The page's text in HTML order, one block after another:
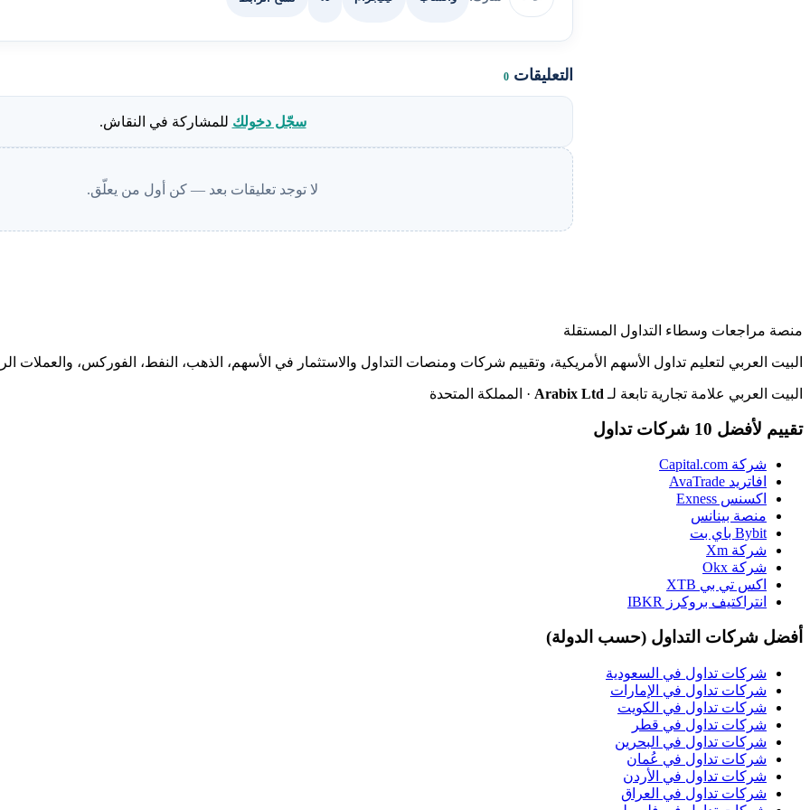
التعليقات 0
سجّل دخولك للمشاركة في النقاش.
لا توجد تعليقات بعد — كن أول من يعلّق.
منصة مراجعات وسطاء التداول المستقلة
البيت العربي لتعليم تداول الأسهم الأمريكية، وتقييم شركات ومنصات التداول والاستثمار في الأسهم، الذهب، النفط، الفوركس، والعملات
البيت العربي علامة تجارية تابعة لـ Arabix Ltd · المملكة المتحدة
تقييم لأفضل 10 شركات تداول
شركة Capital.com
افاتريد AvaTrade
اكسنس Exness
منصة بينانس
Bybit باي بت
شركة Xm
شركة Okx
اكس تي بي XTB
انتراكتيف بروكرز IBKR
أفضل شركات التداول (حسب الدولة)
شركات تداول في السعودية
شركات تداول في الإمارات
شركات تداول في الكويت
شركات تداول في قطر
شركات تداول في البحرين
شركات تداول في عُمان
شركات تداول في الأردن
شركات تداول في العراق